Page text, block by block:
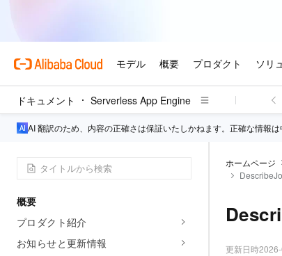
ドキュメント Serverless App Engine
AI 翻訳のため、内容の正確さは保証いたしかねます。正確な情報は
概要
プロダクト紹介
お知らせと更新情報
ホームページ
更新日時